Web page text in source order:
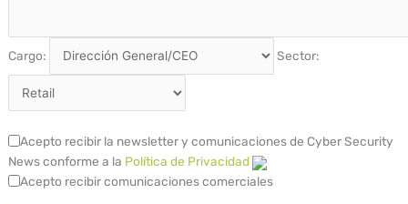
Cargo: Sector:
Acepto recibir la newsletter y comunicaciones de Cyber Security
News conforme a la Política de Privacidad
Acepto recibir comunicaciones comerciales